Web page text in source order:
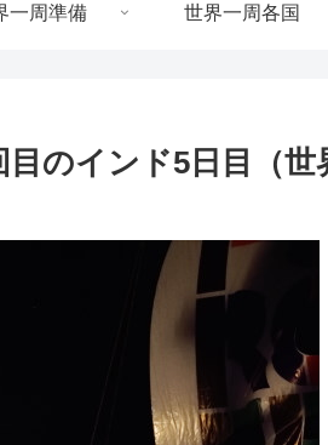
一周準備 世界一周各国
のインド5日目（世